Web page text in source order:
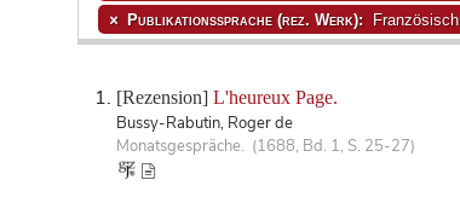
[Rezension] L'heureux Page.
Bussy-Rabutin, Roger de
Monatsgespräche. (1688, Bd. 1, S. 25-27)
Publikationssprache (rez. Werk): Französisch